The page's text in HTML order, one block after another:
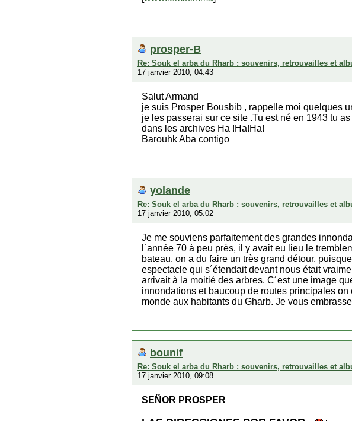
prosper-B
Re: Souk el arba du Rharb : souvenirs, retrouvailles et
17 janvier 2010, 04:43
Salut Armand
je suis Prosper Bousbib , rappelle moi quelques
je les passerai sur ce site .Tu est né en 1943 tu
dans les archives Ha !Ha!Ha!
Barouhk Aba contigo
yolande
Re: Souk el arba du Rharb : souvenirs, retrouvailles et
17 janvier 2010, 05:02
Je me souviens parfaitement des grandes
l´année 70 à peu près, il y avait eu lieu le
bateau, on a du faire un très grand détour,
espectacle qui s´étendait devant nous était
arrivait à la moitié des arbres. C´est une image
innondations et baucoup de routes principales
monde aux habitants du Gharb. Je vous
bounif
Re: Souk el arba du Rharb : souvenirs, retrouvailles et
17 janvier 2010, 09:08
SEÑOR PROSPER